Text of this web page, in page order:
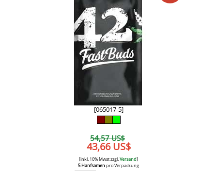
[065017-5]
54,57 US$
43,66 US$
[inkl. 10% Mwst zzgl.Versand]
5 Hanfsamenpro Verpackung